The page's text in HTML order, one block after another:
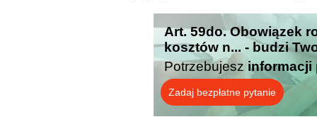
Art. 59do. Obowiązek
kosztów n... - budzi
Potrzebujesz informacji
Zadaj bezpłatne pytanie